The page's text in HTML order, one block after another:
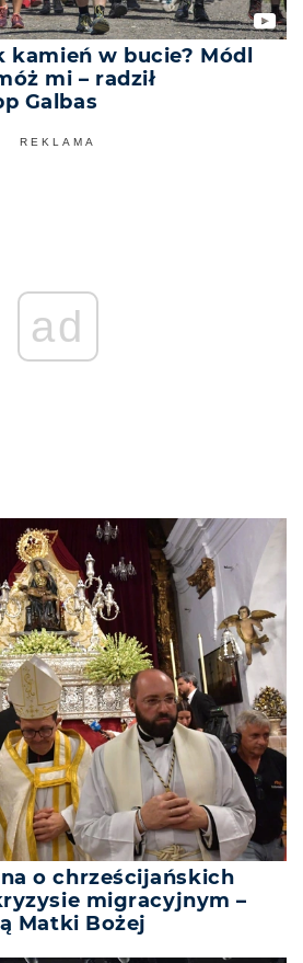
w bucie? Módl
mi – radził
Galbas
REKLAMA
ad
o chrześcijańskich
migracyjnym –
Matki Bożej